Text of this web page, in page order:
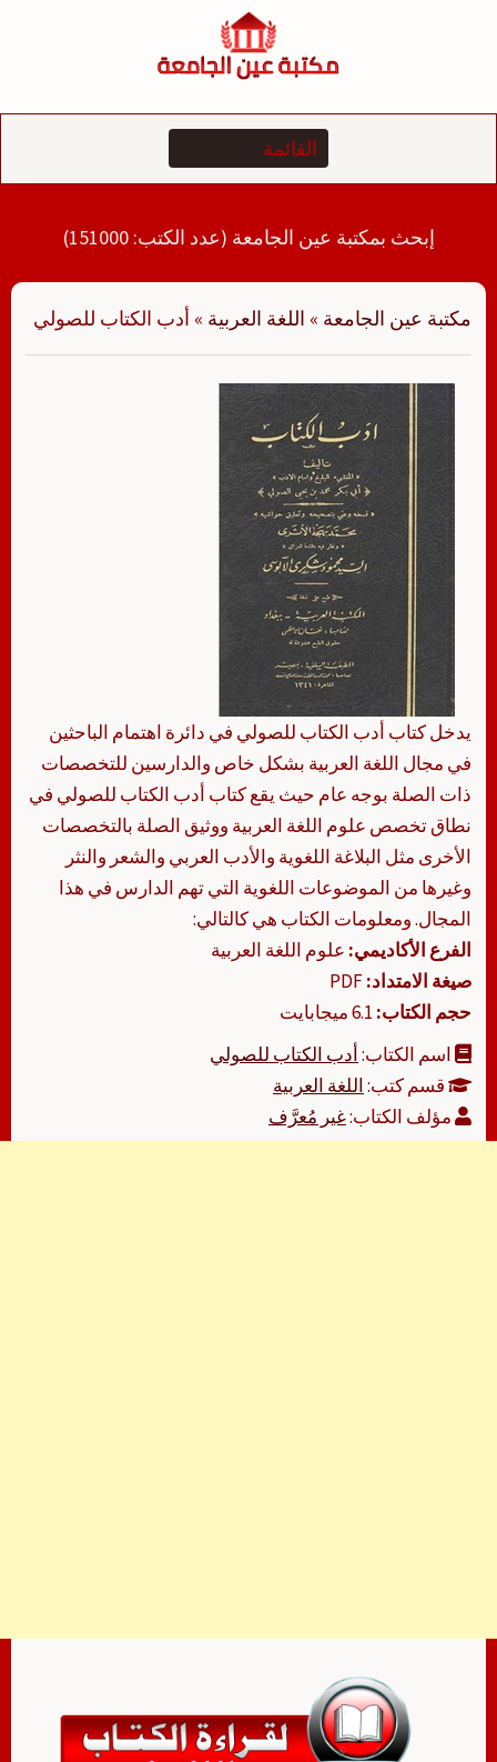
إبحث بمكتبة عين الجامعة (عدد الكتب: 151000)
مكتبة عين الجامعة » اللغة العربية » أدب الكتاب للصولي
يدخل كتاب أدب الكتاب للصولي في دائرة اهتمام الباحثين
في مجال اللغة العربية بشكل خاص والدارسين للتخصصات
ذات الصلة بوجه عام حيث يقع كتاب أدب الكتاب للصولي في
نطاق تخصص علوم اللغة العربية ووثيق الصلة بالتخصصات
الأخرى مثل البلاغة اللغوية والأدب العربي والشعر والنثر
وغيرها من الموضوعات اللغوية التي تهم الدارس في هذا
المجال. ومعلومات الكتاب هي كالتالي:
الفرع الأكاديمي: علوم اللغة العربية
صيغة الامتداد:
حجم الكتاب:
اسم الكتاب:أدب الكتاب للصولي
قسم كتب:اللغة العربية
مؤلف الكتاب:غير مُعرَّف